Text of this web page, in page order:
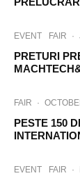
EVENT FAIR ·
PRETURI
FAIR ·
PESTE 150
EVENT FAIR ·